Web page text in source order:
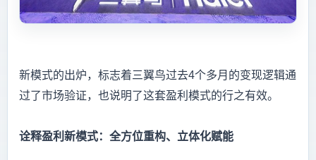
新模式的出炉，标志着三翼鸟过去4个多月的变现逻辑通
过了市场验证，也说明了这套盈利模式的行之有效。
诠释盈利新模式：全方位重构、立体化赋能